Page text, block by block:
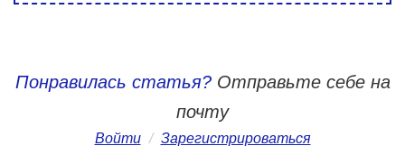
Понравилась статья?Отправьте себе на
почту
Войти / Зарегистрироваться